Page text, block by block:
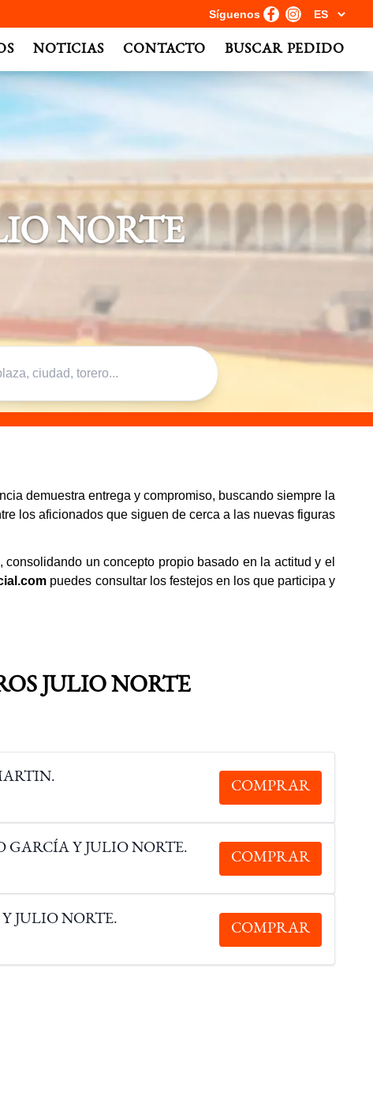
Síguenos
NOTICIAS CONTACTO BUSCAR PEDIDO
NORTE
demuestra entrega y compromiso, buscando siempre la
los aficionados que siguen de cerca a las nuevas figuras
un concepto propio basado en la actitud y el
puedes consultar los festejos en los que participa y
JULIO NORTE
COMPRAR
GARCÍA Y JULIO NORTE.
COMPRAR
JULIO NORTE.
COMPRAR